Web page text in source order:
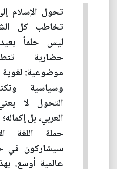
تحول الإسلام
تخاطب كل
ليس حلماً
حضارية
موضوعية: لغوية
وسياسية
التحول لا
العربي، بل
حملة اللغة
سيشاركون في
عالمية أوسع.